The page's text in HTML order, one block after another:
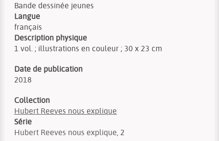
Bande dessinée jeunes
Langue
français
Description physique
1 vol. ; illustrations en couleur ; 30 x 23 cm
Date de publication
2018
Collection
Hubert Reeves nous explique
Série
Hubert Reeves nous explique, 2